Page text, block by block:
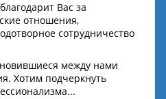
Вас за
отношения,
сотрудничество
между нами
Хотим подчеркнуть